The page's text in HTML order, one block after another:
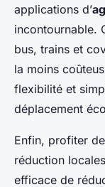
applications d’
incontournable.
bus, trains et
la moins
flexibilité et
déplacement
Enfin, profiter
réduction
efficace de